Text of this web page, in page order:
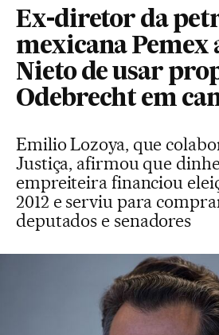
Ex-diretor da
mexicana Pemex
Nieto de usar
Odebrecht em
Emilio Lozoya, que
Justiça, afirmou que
empreiteira financiou
2012 e serviu para
deputados e senadores